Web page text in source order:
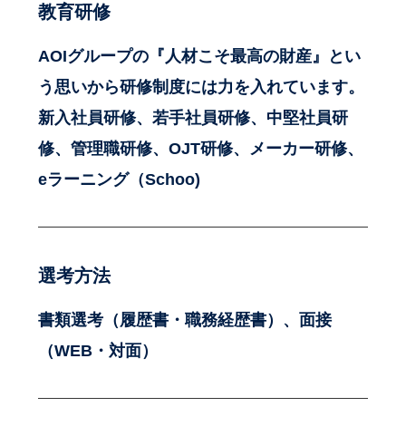
教育研修
AOIグループの『人材こそ最高の財産』とい
う思いから研修制度には力を入れています。
新入社員研修、若手社員研修、中堅社員研
修、管理職研修、OJT研修、メーカー研修、
eラーニング（Schoo)
選考方法
書類選考（履歴書・職務経歴書）、面接
（WEB・対面）